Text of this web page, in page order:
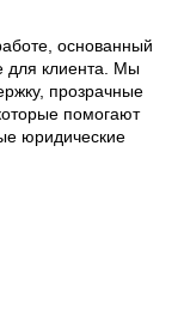
основанный
для клиента. Мы
прозрачные
помогают
юридические